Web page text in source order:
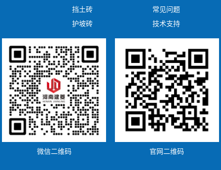
挡土砖
护坡砖
常见问题
技术支持
微信二维码 官网二维码